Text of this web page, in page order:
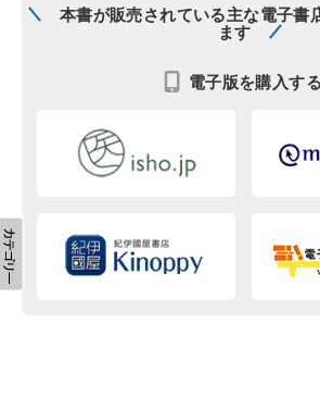
本書が販売されている主な電子書
ます
電子版を購入する